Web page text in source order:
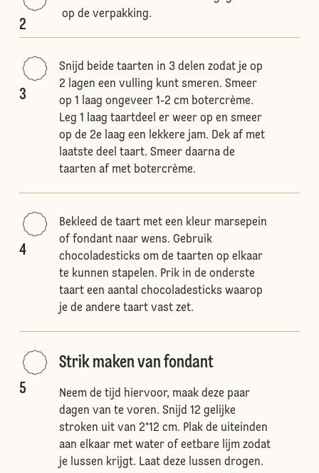
2
op de verpakking.
3
Snijd beide taarten in 3 delen zodat je op
2 lagen een vulling kunt smeren. Smeer
op 1 laag ongeveer 1-2 cm botercrème.
Leg 1 laag taartdeel er weer op en smeer
op de 2e laag een lekkere jam. Dek af met
laatste deel taart. Smeer daarna de
taarten af met botercrème.
4
Bekleed de taart met een kleur marsepein
of fondant naar wens. Gebruik
chocoladesticks om de taarten op elkaar
te kunnen stapelen. Prik in de onderste
taart een aantal chocoladesticks waarop
je de andere taart vast zet.
5
Strik maken van fondant
Neem de tijd hiervoor, maak deze paar
dagen van te voren. Snijd 12 gelijke
stroken uit van 2*12 cm. Plak de uiteinden
aan elkaar met water of eetbare lijm zodat
je lussen krijgt. Laat deze lussen drogen.